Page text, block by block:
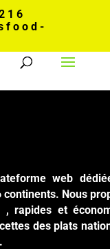
web
Nous
rapides et
des plats